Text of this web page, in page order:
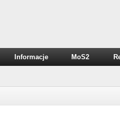
Informacje MoS2